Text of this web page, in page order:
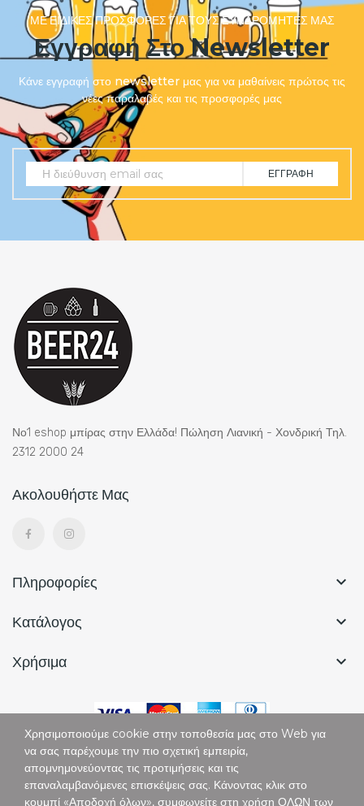
ΜΕ ΕΙΔΙΚΈΣ ΠΡΟΣΦΟΡΈΣ ΓΙΑ ΤΟΥΣ ΣΥΝΔΡΟΜΗΤΈΣ ΜΑΣ
Εγγραφή Στο Newsletter
Κάνε εγγραφή στο newsletter μας για να μαθαίνεις πρώτος τις
νέες παραλαβές και τις προσφορές μας
ΕΓΓΡΑΦΉ
Νο1 eshop μπίρας στην Ελλάδα! Πώληση Λιανική - Χονδρική Τηλ.
2312 2000 24
Ακολουθήστε Μας
Πληροφορίες 
Κατάλογος 
Χρήσιμα 
Copyright © Vertigo. All Rights Reserved.
Χρησιμοποιούμε cookie στην τοποθεσία μας στο Web για
να σας παρέχουμε την πιο σχετική εμπειρία,
απομνημονεύοντας τις προτιμήσεις και τις
επαναλαμβανόμενες επισκέψεις σας. Κάνοντας κλικ στο
κουμπί «Αποδοχή όλων», συμφωνείτε στη χρήση ΟΛΩΝ των